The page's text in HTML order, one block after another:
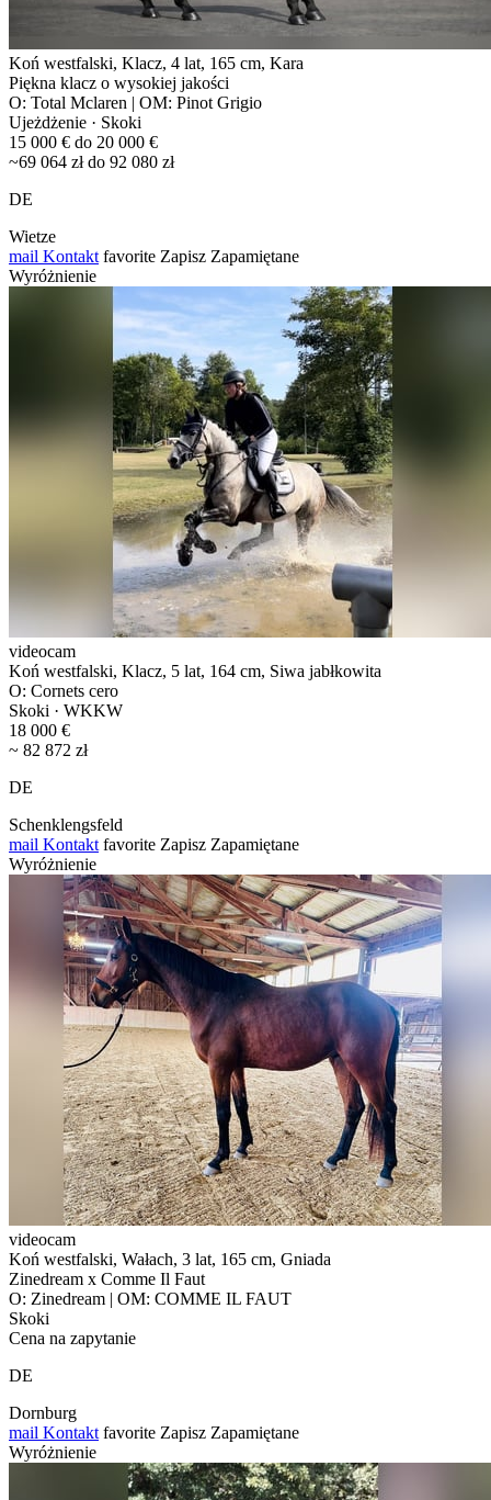
Koń westfalski, Klacz, 4 lat, 165 cm, Kara
Piękna klacz o wysokiej jakości
O: Total Mclaren | OM: Pinot Grigio
Ujeżdżenie · Skoki
15 000 € do 20 000 €
~69 064 zł do 92 080 zł
DE
Wietze
mail Kontakt favorite Zapisz Zapamiętane
Wyróżnienie
videocam
Koń westfalski, Klacz, 5 lat, 164 cm, Siwa jabłkowita
O: Cornets cero
Skoki · WKKW
18 000 €
~ 82 872 zł
DE
Schenklengsfeld
mail Kontakt favorite Zapisz Zapamiętane
Wyróżnienie
videocam
Koń westfalski, Wałach, 3 lat, 165 cm, Gniada
Zinedream x Comme Il Faut
O: Zinedream | OM: COMME IL FAUT
Skoki
Cena na zapytanie
DE
Dornburg
mail Kontakt favorite Zapisz Zapamiętane
Wyróżnienie